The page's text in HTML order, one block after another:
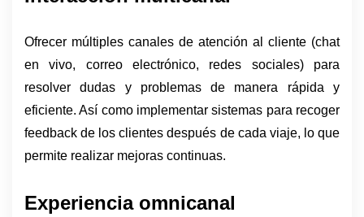
Ofrecer múltiples canales de atención al cliente (chat
en vivo, correo electrónico, redes sociales) para
resolver dudas y problemas de manera rápida y
eficiente. Así como implementar sistemas para recoger
feedback de los clientes después de cada viaje, lo que
permite realizar mejoras continuas.
Experiencia omnicanal